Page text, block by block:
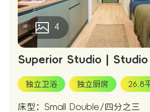
4
Superior Studio | Studio
独立卫浴 独立厨房 26.8
床型：Small Double/四分之三